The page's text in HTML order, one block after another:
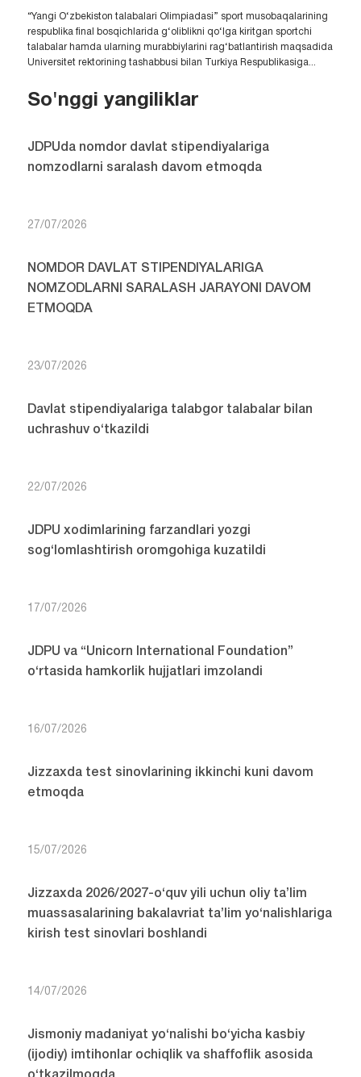
“Yangi O‘zbekiston talabalari Olimpiadasi” sport musobaqalarining
respublika final bosqichlarida g‘oliblikni qo‘lga kiritgan sportchi
talabalar hamda ularning murabbiylarini rag‘batlantirish maqsadida
Universitet rektorining tashabbusi bilan Turkiya Respublikasiga...
So'nggi yangiliklar
JDPUda nomdor davlat stipendiyalariga
nomzodlarni saralash davom etmoqda
27/07/2026
NOMDOR DAVLAT STIPENDIYALARIGA
NOMZODLARNI SARALASH JARAYONI DAVOM
ETMOQDA
23/07/2026
Davlat stipendiyalariga talabgor talabalar bilan
uchrashuv o‘tkazildi
22/07/2026
JDPU xodimlarining farzandlari yozgi
sog‘lomlashtirish oromgohiga kuzatildi
17/07/2026
JDPU va “Unicorn International Foundation”
o‘rtasida hamkorlik hujjatlari imzolandi
16/07/2026
Jizzaxda test sinovlarining ikkinchi kuni davom
etmoqda
15/07/2026
Jizzaxda 2026/2027-o‘quv yili uchun oliy ta’lim
muassasalarining bakalavriat ta’lim yo‘nalishlariga
kirish test sinovlari boshlandi
14/07/2026
Jismoniy madaniyat yo‘nalishi bo‘yicha kasbiy
(ijodiy) imtihonlar ochiqlik va shaffoflik asosida